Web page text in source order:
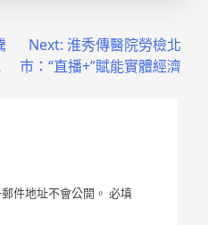
Next: 淮秀傳醫院勞檢北
市：“直播+”賦能實體經濟
件地址不會公開。 必填